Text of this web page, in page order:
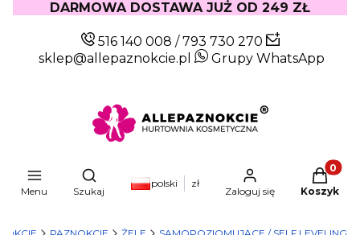
DARMOWA DOSTAWA JUŻ OD 249 ZŁ
516 140 008 /793 730 270
sklep@allepaznokcie.pl
Grupy WhatsApp
Menu
Otwórz wyszukiwarkę
Szukaj
polski zł
Zaloguj się Koszyk